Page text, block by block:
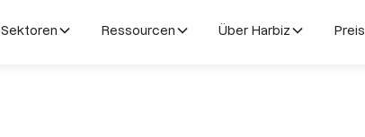
Sektoren Ressourcen Über Harbiz Preis